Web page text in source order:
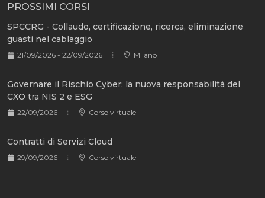
PROSSIMI CORSI
SPCCRG - Collaudo, certificazione, ricerca, eliminazione
guasti nel cablaggio
21/09/2026 - 22/09/2026 Milano
Governare il Rischio Cyber: la nuova responsabilità del
CXO tra NIS 2 e ESG
22/09/2026 Corso virtuale
Contratti di Servizi Cloud
29/09/2026 Corso virtuale